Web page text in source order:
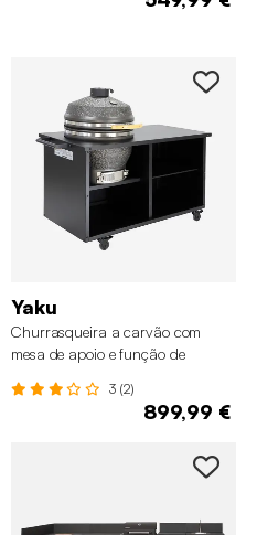
Yaku
Churrasqueira a carvão com
mesa de apoio e função de
3 (2)
899,99 €